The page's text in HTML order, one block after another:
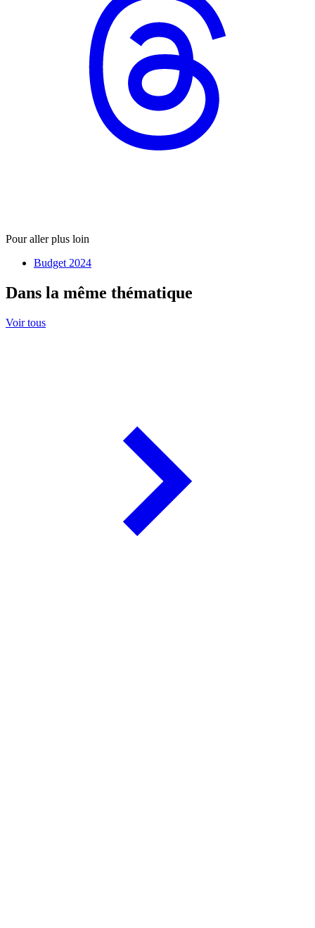
Pour aller plus loin
Budget 2024
Dans la même thématique
Voir tous